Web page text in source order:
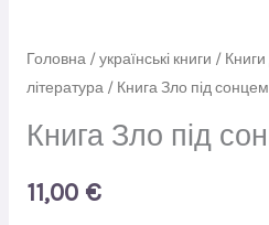
Головна/українські книги /
література/ Книга Зло під сонцем
Книга Зло під
11,00 €